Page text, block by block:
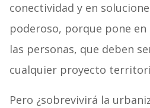
conectividad y en
poderoso, porque pone
las personas, que deben
cualquier proyecto
Pero ¿sobrevivirá la